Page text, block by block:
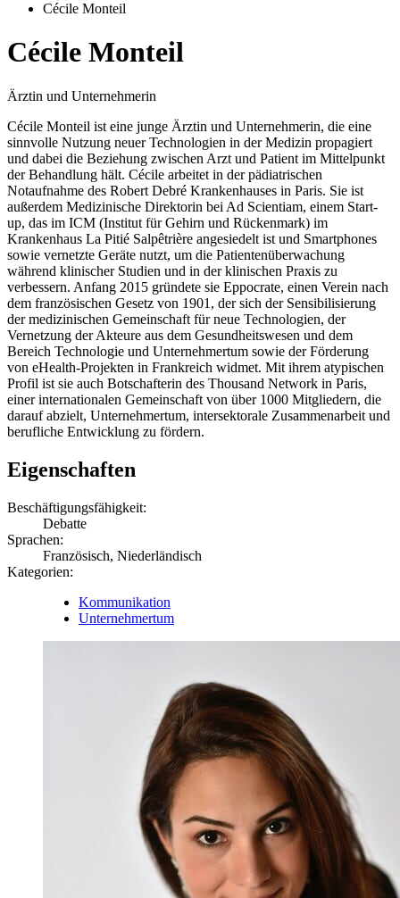
Cécile Monteil
Cécile Monteil
Ärztin und Unternehmerin
Cécile Monteil ist eine junge Ärztin und Unternehmerin, die eine
sinnvolle Nutzung neuer Technologien in der Medizin propagiert
und dabei die Beziehung zwischen Arzt und Patient im Mittelpunkt
der Behandlung hält. Cécile arbeitet in der pädiatrischen
Notaufnahme des Robert Debré Krankenhauses in Paris. Sie ist
außerdem Medizinische Direktorin bei Ad Scientiam, einem Start-
up, das im ICM (Institut für Gehirn und Rückenmark) im
Krankenhaus La Pitié Salpêtrière angesiedelt ist und Smartphones
sowie vernetzte Geräte nutzt, um die Patientenüberwachung
während klinischer Studien und in der klinischen Praxis zu
verbessern. Anfang 2015 gründete sie Eppocrate, einen Verein nach
dem französischen Gesetz von 1901, der sich der Sensibilisierung
der medizinischen Gemeinschaft für neue Technologien, der
Vernetzung der Akteure aus dem Gesundheitswesen und dem
Bereich Technologie und Unternehmertum sowie der Förderung
von eHealth-Projekten in Frankreich widmet. Mit ihrem atypischen
Profil ist sie auch Botschafterin des Thousand Network in Paris,
einer internationalen Gemeinschaft von über 1000 Mitgliedern, die
darauf abzielt, Unternehmertum, intersektorale Zusammenarbeit und
berufliche Entwicklung zu fördern.
Eigenschaften
Beschäftigungsfähigkeit:
Debatte
Sprachen:
Französisch, Niederländisch
Kategorien:
Kommunikation
Unternehmertum